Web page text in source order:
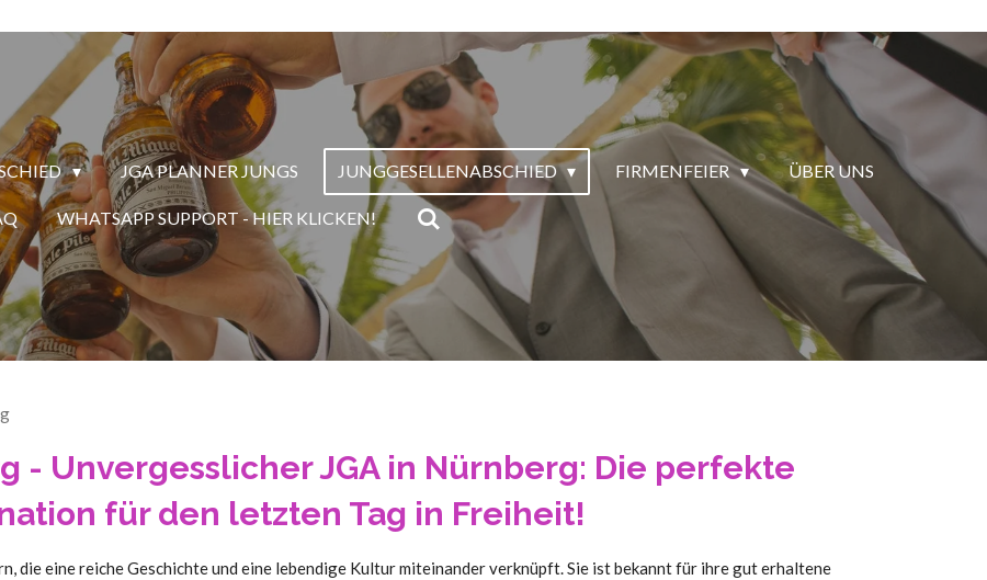
JGA PLANNER JUNGS JUNGGESELLENABSCHIED FIRMENFEIER ÜBER UNS
WHATSAPP SUPPORT - HIER KLICKEN!
- Unvergesslicher JGA in Nürnberg: Die perfekte
für den letzten Tag in Freiheit!
die eine reiche Geschichte und eine lebendige Kultur miteinander verknüpft. Sie ist bekannt für ihre gut erhaltene